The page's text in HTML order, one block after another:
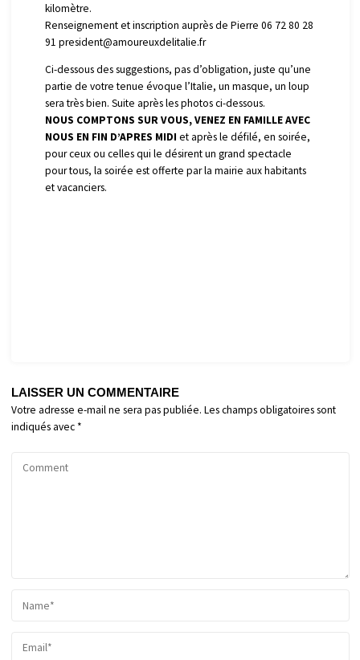
kilomètre.
Renseignement et inscription auprès de Pierre 06 72 80 28
91 president@amoureuxdelitalie.fr
Ci-dessous des suggestions, pas d’obligation, juste qu’une
partie de votre tenue évoque l’Italie, un masque, un loup
sera très bien. Suite après les photos ci-dessous.
NOUS COMPTONS SUR VOUS, VENEZ EN FAMILLE AVEC
NOUS EN FIN D’APRES MIDI et après le défilé, en soirée,
pour ceux ou celles qui le désirent un grand spectacle
pour tous, la soirée est offerte par la mairie aux habitants
et vacanciers.
LAISSER UN COMMENTAIRE
Votre adresse e-mail ne sera pas publiée. Les champs obligatoires sont
indiqués avec *